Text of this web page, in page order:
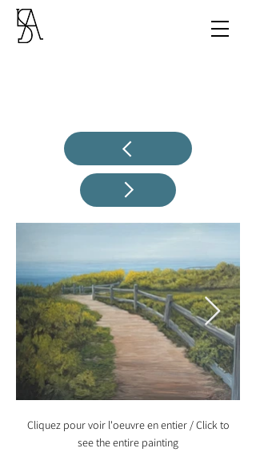
Cliquez pour voir l'oeuvre en entier / Click to
see the entire painting